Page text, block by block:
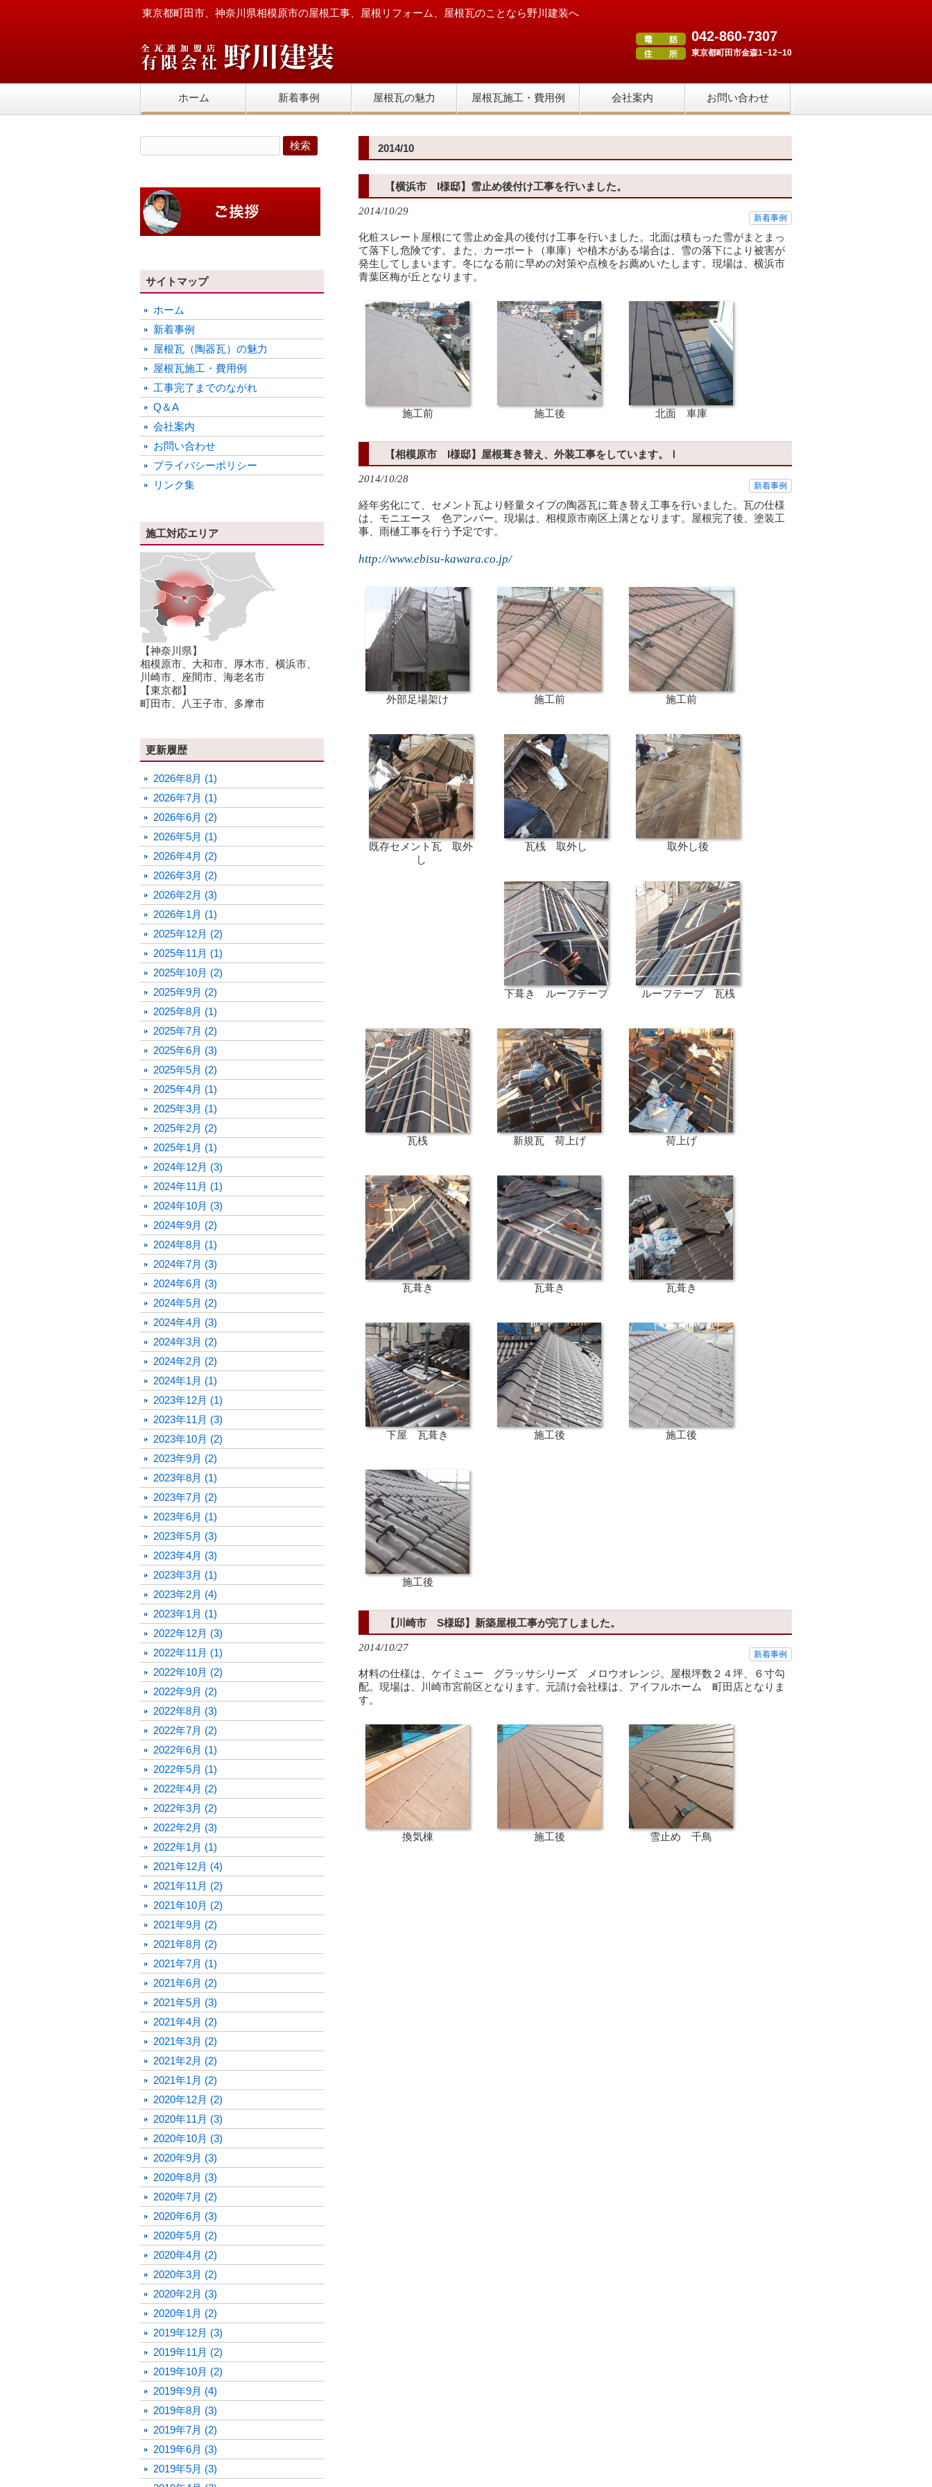
東京都町田市、神奈川県相模原市の屋根工事、屋根リフォーム、屋根瓦のことなら野川建装へ
042-860-7307
東京都町田市金森1−12−10
ホーム 新着事例 屋根瓦の魅力 屋根瓦施工・費用例 会社案内 お問い合わせ
2014/10
【横浜市 I様邸】雪止め後付け工事を行いました。
2014/10/29
新着事例
化粧スレート屋根にて雪止め金具の後付け工事を行いました。北面は積もった雪がまとまっ
て落下し危険です。また、カーポート（車庫）や植木がある場合は、雪の落下により被害が
発生してしまいます。冬になる前に早めの対策や点検をお薦めいたします。現場は、横浜市
青葉区梅が丘となります。
施工前 施工後 北面 車庫
【相模原市 I様邸】屋根葺き替え、外装工事をしています。Ⅰ
2014/10/28
新着事例
経年劣化にて、セメント瓦より軽量タイプの陶器瓦に葺き替え工事を行いました。瓦の仕様
は、モニエース 色アンバー。現場は、相模原市南区上溝となります。屋根完了後、塗装工
事、雨樋工事を行う予定です。
http://www.ebisu-kawara.co.jp/
外部足場架け 施工前 施工前
既存セメント瓦 取外
し
瓦桟 取外し 取外し後
下葺き ルーフテープ ルーフテープ 瓦桟
瓦桟 新規瓦 荷上げ 荷上げ
瓦葺き 瓦葺き 瓦葺き
下屋 瓦葺き 施工後 施工後
施工後
【川崎市 S様邸】新築屋根工事が完了しました。
2014/10/27
新着事例
材料の仕様は、ケイミュー グラッサシリーズ メロウオレンジ。屋根坪数２４坪、６寸勾
配。現場は、川崎市宮前区となります。元請け会社様は、アイフルホーム 町田店となりま
す。
換気棟 施工後 雪止め 千鳥
サイトマップ
ホーム
新着事例
屋根瓦（陶器瓦）の魅力
屋根瓦施工・費用例
工事完了までのながれ
Q＆A
会社案内
お問い合わせ
プライバシーポリシー
リンク集
施工対応エリア
【神奈川県】
相模原市、大和市、厚木市、横浜市、
川崎市、座間市、海老名市
【東京都】
町田市、八王子市、多摩市
更新履歴
2026年8月 (1)
2026年7月 (1)
2026年6月 (2)
2026年5月 (1)
2026年4月 (2)
2026年3月 (2)
2026年2月 (3)
2026年1月 (1)
2025年12月 (2)
2025年11月 (1)
2025年10月 (2)
2025年9月 (2)
2025年8月 (1)
2025年7月 (2)
2025年6月 (3)
2025年5月 (2)
2025年4月 (1)
2025年3月 (1)
2025年2月 (2)
2025年1月 (1)
2024年12月 (3)
2024年11月 (1)
2024年10月 (3)
2024年9月 (2)
2024年8月 (1)
2024年7月 (3)
2024年6月 (3)
2024年5月 (2)
2024年4月 (3)
2024年3月 (2)
2024年2月 (2)
2024年1月 (1)
2023年12月 (1)
2023年11月 (3)
2023年10月 (2)
2023年9月 (2)
2023年8月 (1)
2023年7月 (2)
2023年6月 (1)
2023年5月 (3)
2023年4月 (3)
2023年3月 (1)
2023年2月 (4)
2023年1月 (1)
2022年12月 (3)
2022年11月 (1)
2022年10月 (2)
2022年9月 (2)
2022年8月 (3)
2022年7月 (2)
2022年6月 (1)
2022年5月 (1)
2022年4月 (2)
2022年3月 (2)
2022年2月 (3)
2022年1月 (1)
2021年12月 (4)
2021年11月 (2)
2021年10月 (2)
2021年9月 (2)
2021年8月 (2)
2021年7月 (1)
2021年6月 (2)
2021年5月 (3)
2021年4月 (2)
2021年3月 (2)
2021年2月 (2)
2021年1月 (2)
2020年12月 (2)
2020年11月 (3)
2020年10月 (3)
2020年9月 (3)
2020年8月 (3)
2020年7月 (2)
2020年6月 (3)
2020年5月 (2)
2020年4月 (2)
2020年3月 (2)
2020年2月 (3)
2020年1月 (2)
2019年12月 (3)
2019年11月 (2)
2019年10月 (2)
2019年9月 (4)
2019年8月 (3)
2019年7月 (2)
2019年6月 (3)
2019年5月 (3)